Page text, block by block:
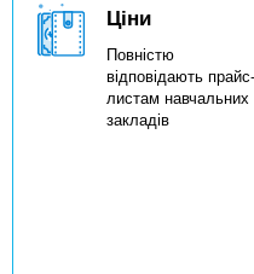
Ціни
Повністю
відповідають прайс-
листам навчальних
закладів